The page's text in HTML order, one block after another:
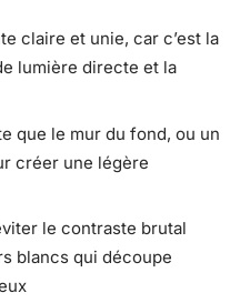
claire et unie, car c’est la
lumière directe et la
que le mur du fond, ou un
créer une légère
le contraste brutal
blancs qui découpe